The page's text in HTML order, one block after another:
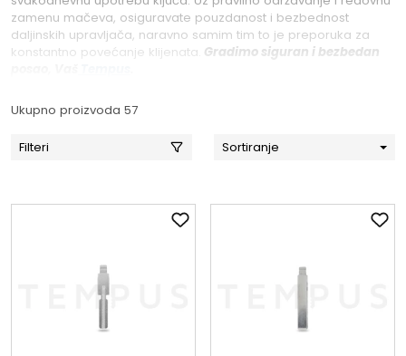
zamenu mačeva, osiguravate pouzdanost i bezbednost
daljinskih upravljača, naravno samim tim to je preporuka za
konstantno povećanje klijenata. Gradimo siguran i bezbedan
Ukupno proizvoda 57
Filteri Sortiranje